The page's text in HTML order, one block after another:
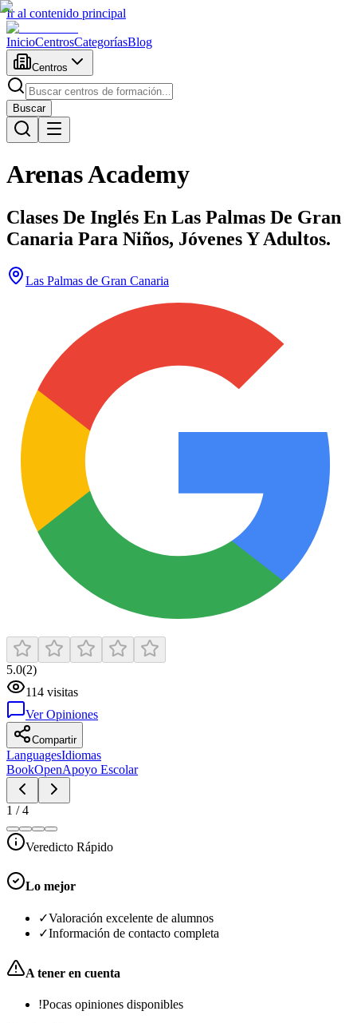
Ir al contenido principal
InicioCentrosCategoríasBlog
Centros
Buscar
Arenas Academy
Clases De Inglés En Las Palmas De Gran
Canaria Para Niños, Jóvenes Y Adultos.
Las Palmas de Gran Canaria
5.0(2)
114 visitas
Ver Opiniones
Compartir
LanguagesIdiomas
BookOpenApoyo Escolar
1 /4
Veredicto Rápido
Lo mejor
✓Valoración excelente de alumnos
✓Información de contacto completa
A tener en cuenta
!Pocas opiniones disponibles